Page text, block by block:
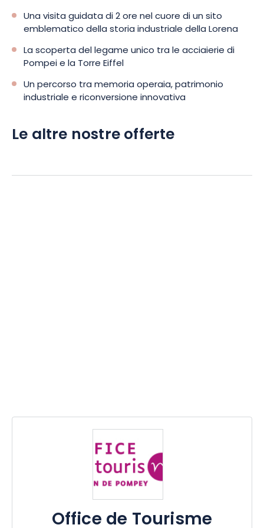
Una visita guidata di 2 ore nel cuore di un sito
emblematico della storia industriale della Lorena
La scoperta del legame unico tra le acciaierie di
Pompei e la Torre Eiffel
Un percorso tra memoria operaia, patrimonio
industriale e riconversione innovativa
Le altre nostre offerte
Office de Tourisme